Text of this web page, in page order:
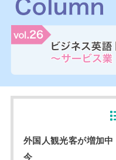
外国人観光客が増加
今